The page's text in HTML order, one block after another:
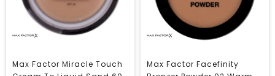
Max Factor Miracle Touch
Max Factor Facefinity